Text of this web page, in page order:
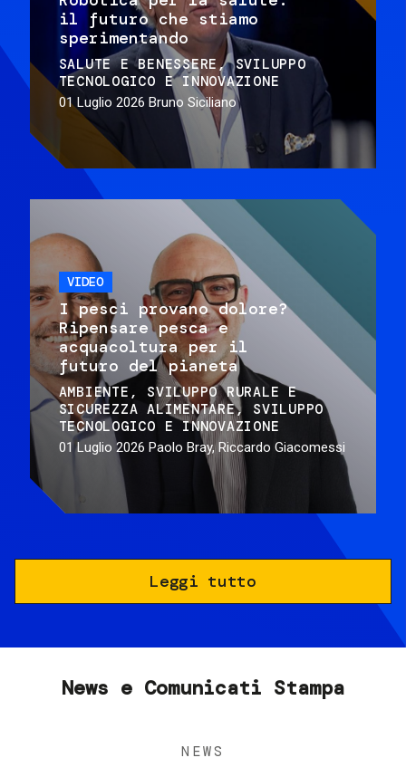
il futuro che stiamo
sperimentando
SALUTE E BENESSERE
SVILUPPO
TECNOLOGICO E INNOVAZIONE
01 Luglio 2026 Bruno Siciliano
VIDEO
I pesci provano dolore?
Ripensare pesca e
acquacoltura per il
futuro del pianeta
AMBIENTE
SVILUPPO RURALE E
SICUREZZA ALIMENTARE
SVILUPPO
TECNOLOGICO E INNOVAZIONE
01 Luglio 2026 Paolo Bray, Riccardo Giacomessi
Leggi tutto
News e Comunicati Stampa
NEWS